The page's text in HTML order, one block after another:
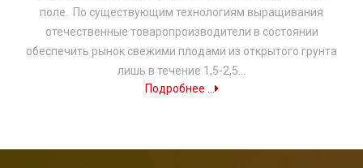
поле. По существующим технологиям выращивания
отечественные товаропроизводители в состоянии
обеспечить рынок свежими плодами из открытого грунта
лишь в течение 1,5-2,5…
Подробнее ...